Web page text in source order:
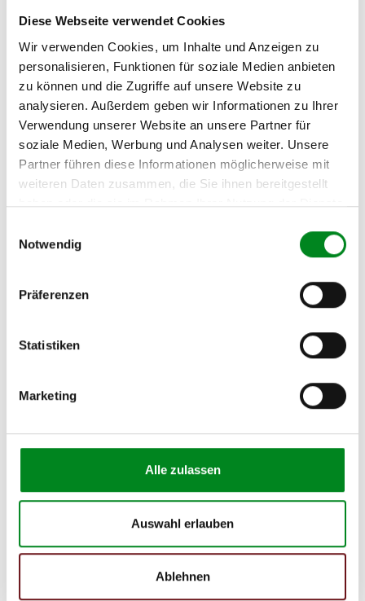
Diese Webseite verwendet Cookies
Wir verwenden Cookies, um Inhalte und Anzeigen zu
personalisieren, Funktionen für soziale Medien anbieten
zu können und die Zugriffe auf unsere Website zu
analysieren. Außerdem geben wir Informationen zu Ihrer
Verwendung unserer Website an unsere Partner für
soziale Medien, Werbung und Analysen weiter. Unsere
Partner führen diese Informationen möglicherweise mit
weiteren Daten zusammen, die Sie ihnen bereitgestellt
haben oder die sie im Rahmen Ihrer Nutzung der Dienste
Notwendig
Präferenzen
Statistiken
Marketing
Alle zulassen
Auswahl erlauben
Ablehnen
E-Mail:
Telefon:
02541/8483601
Aufbereitungsprozess unserer
Lenkgetriebe und Servopumpen
Die Qualität und Lebensdauer eines überholten Lenkgetriebes ist
gleichwertigen Teilen beträgt sein Preis jedoch
des Preises eines Originallenkgetriebes. Auf diese
Instandhaltungskosten reduziert werden.